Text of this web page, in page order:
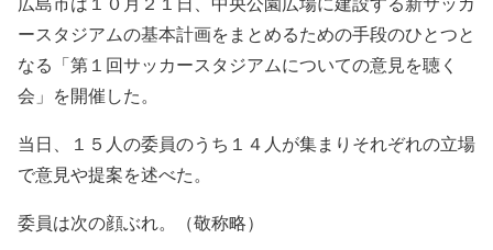
ースタジアムの基本計画をまとめるための手段のひとつと
なる「第１回サッカースタジアムについての意見を聴く
会」を開催した。
当日、１５人の委員のうち１４人が集まりそれぞれの立場
で意見や提案を述べた。
委員は次の顔ぶれ。（敬称略）